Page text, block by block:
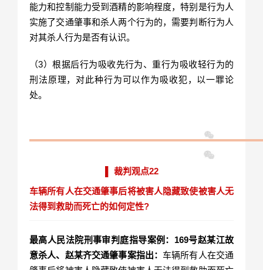
能力和控制能力受到酒精的影响程度，特别是行为人
实施了交通肇事和杀人两个行为的，需要判断行为人
对其杀人行为是否有认识。
（3）根据后行为吸收先行为、重行为吸收轻行为的
刑法原理，对此种行为可以作为吸收犯，以一罪论
处。
▌ 裁判观点22
车辆所有人在交通肇事后将被害人隐藏致使被害人无
法得到救助而死亡的如何定性?
最高人民法院刑事审判庭指导案例：169号赵某江故
意杀人、赵某齐交通肇事案指出： 车辆所有人在交通